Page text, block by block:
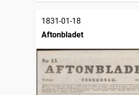
1831-01-18
Aftonbladet